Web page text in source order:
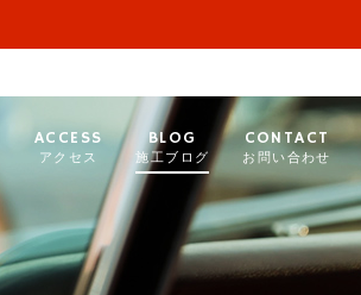
ACCESS
アクセス
BLOG
施工ブログ
CONTACT
お問い合わせ